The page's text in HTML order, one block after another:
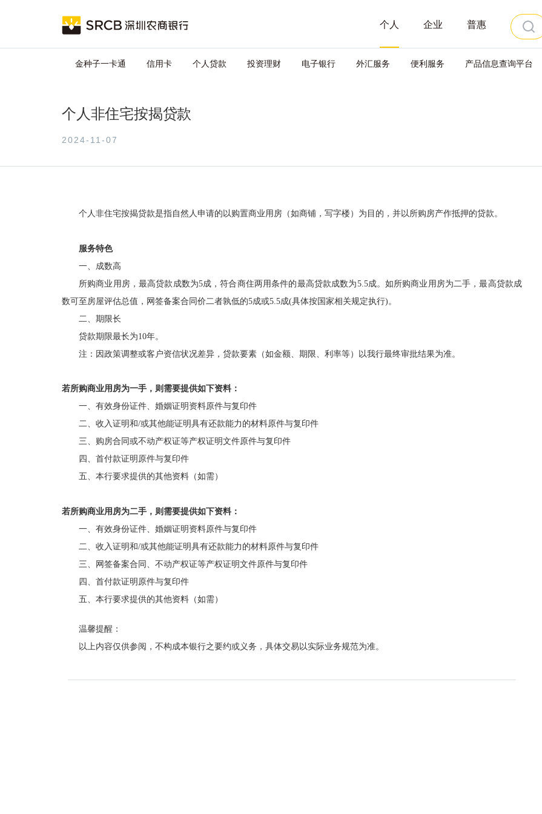
Main
navigation
个人
金种子一卡通 信用卡 个人贷款 投资理财 电子银行 外汇服务 便利服务 产品信息查询平台
企业 普惠
个人非住宅按揭贷款
2024-11-07
个人 非住宅按揭贷款是指自然人申请的以购置商业用房（如商铺，写字楼）为目的，并以所购房产作抵押的贷款。
服务特色
一、成数高
所购商业用房，最高贷款成数为5成，符合商住两用条件的最高贷款成数为5.5成。如所购商业用房为二手，最高贷款成
数可至房屋评估总值，网签备案合同价 二者孰低的5成或5.5成(具体按国家相关规定执行)。
二、期限长
贷款期限最长为10年。
注：因政策调整或客户资信状况差异，贷款要素（如金额、期限、利率等）以我行最终审批结果为准。
若所购商业用房为一手，则需要提供如下资料：
一、有效身份证件
婚姻证明资料原件与复印件
二、 收入证明和/或其他能证明具有还款能力的材料原件与复印件
三、购房合同或不动产权证等产权证明文件原件与复印件
四、首付款证明原件与复印件
五、本行要求提供的其他资料（如需）
若所购商业用房为二手，则需要提供如下资料：
一、有效身份证件
婚姻证明资料原件与复印件
二、 收入证明和/或其他能证明具有还款能力的材料原件与复印件
三、网签备案合同、不动产权证等产权证明文件原件与复印件
四、首付款证明原件与复印件
五、本行要求提供的其他资料（如需）
温馨提醒：
以上内容仅供参阅 ，不构成本银行之要约或义务 ， 具体交易以实际业务规范为准。